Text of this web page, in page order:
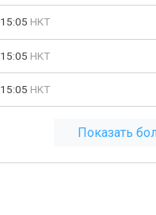
15:05 HKT
15:05 HKT
15:05 HKT
Показать